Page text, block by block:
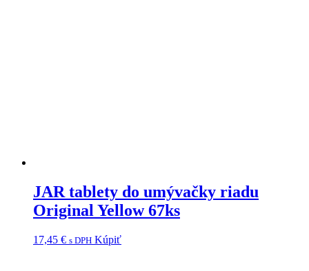
JAR tablety do umývačky riadu
Original Yellow 67ks
17,45 € s DPH Kúpiť